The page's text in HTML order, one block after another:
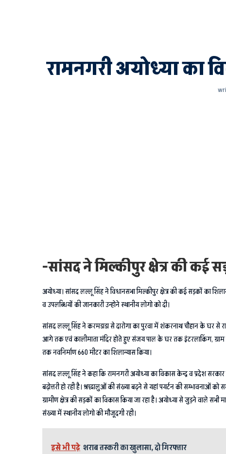
रामनगरी अयोध्या का
-सांसद ने मिल्कीपुर क्षेत्र की कई
अयोध्या। सांसद लल्लू सिंह ने विधानसभा मिल्कीपुर क्षेत्र की कई सड़कों का
व उपलब्धियों की जानकारी उन्होने स्थानीय लोगो को दी।
सांसद लल्लू सिंह ने करमडाडा से दारोगा का पुरवा में शंकरनाथ चौहान के घर
आगे तक एवं कालीमाता मंदिर होते हुए संजय पाल के घर तक इंटरलाकिंग, ग्राम
तक नवनिर्माण 660 मीटर का शिलान्यास किया।
सांसद लल्लू सिंह ने कहा कि रामनगरी अयोध्या का विकास केन्द्र व प्रदेश
बढ़ोत्तरी हो रही है। श्रद्धालुओं की संख्या बढ़ने से यहां पयर्टन की
ग्रामीण क्षेत्र की सड़कों का विकास किया जा रहा है। अयोध्या से जुड़ने वाले सभी
संख्या में स्थानीय लोगो की मौजूदगी रही।
इसे भी पढ़े शराब तस्करी का खुलासा, दो गिरफ्तार